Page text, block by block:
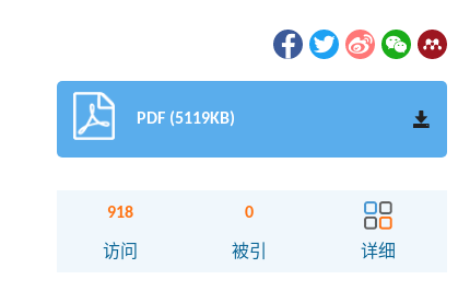
PDF (5119KB)
918
访问
0
被引 详细
摘要